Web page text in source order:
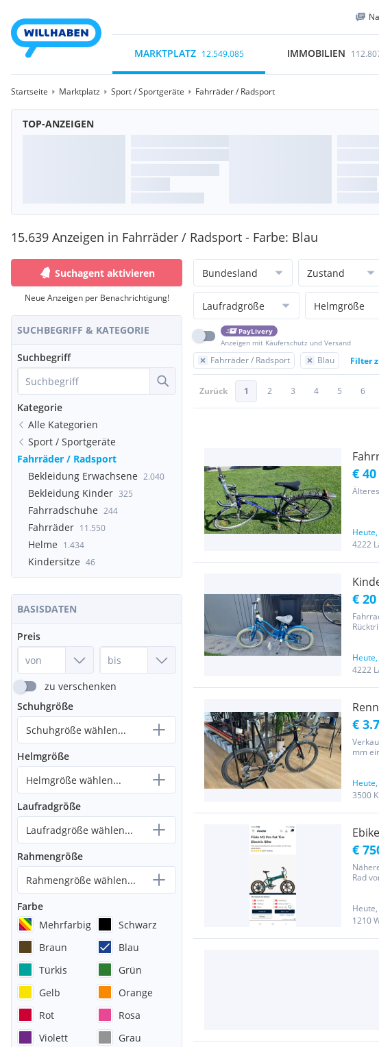
MARKTPLATZ 12.549.085 IMMOBILIEN
Startseite Marktplatz Sport / Sportgeräte Fahrräder / Radsport
TOP-ANZEIGEN
15.639 Anzeigen in Fahrräder / Radsport - Farbe: Blau
Suchagent aktivieren
Neue Anzeigen per Benachrichtigung!
SUCHBEGRIFF & KATEGORIE
Suchbegriff
Kategorie
Alle Kategorien
Sport / Sportgeräte
Fahrräder / Radsport
Bekleidung Erwachsene 2.040
Bekleidung Kinder 325
Fahrradschuhe 244
Fahrräder 11.550
Helme 1.434
Kindersitze 46
BASISDATEN
Preis
zu verschenken
Schuhgröße
Schuhgröße wählen...
Helmgröße
Helmgröße wählen...
Laufradgröße
Laufradgröße wählen...
Rahmengröße
Rahmengröße wählen...
Farbe
Mehrfarbig
Schwarz
Braun
Blau
Türkis
Grün
Gelb
Orange
Rot
Rosa
Violett
Grau
Bundesland Zustand
Laufradgröße Helmgröße
PayLivery
Anzeigen mit Käuferschutz und Versand
Fahrräder / Radsport Blau Filter
Zurück 1 2 3 4 5 6
€ 40
4222
€ 20
4222
€
mm
3500
Ebike
€
Rad
1210